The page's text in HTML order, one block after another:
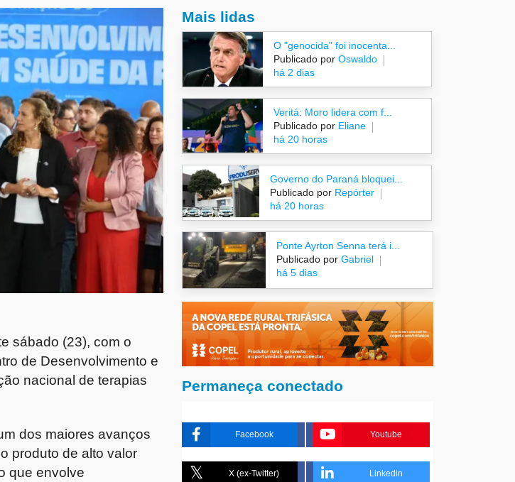
sábado (23), com o
de Desenvolvimento e
nacional de terapias
dos maiores avanços
produto de alto valor
que envolve
Mais lidas
O "genocida" foi inocenta...
Publicado por Oswaldo
há 2 dias
Veritá: Moro lidera com f...
Publicado porEliane
há 20 horas
Governo do Paraná bloquei...
Publicado porRepórter
há 20 horas
Ponte Ayrton Senna terá i...
Publicado por Gabriel
há 5 dias
Permaneça conectado
Facebook Youtube
X (ex-Twitter) Linkedin